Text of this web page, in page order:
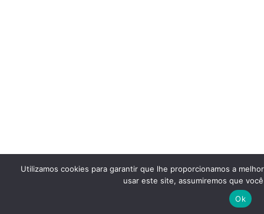
Utilizamos cookies para garantir que lhe proporcionamos a
usar este site, assumiremos que
Ok